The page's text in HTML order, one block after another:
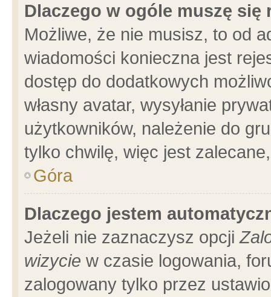
Dlaczego w ogóle muszę się
Możliwe, że nie musisz, to od
wiadomości konieczna jest
dostęp do dodatkowych
własny avatar, wysyłanie
użytkowników, należenie do
tylko chwilę, więc jest
Góra
Dlaczego jestem
Jeżeli nie zaznaczysz opcji
wizycie w czasie logowania,
zalogowany tylko przez